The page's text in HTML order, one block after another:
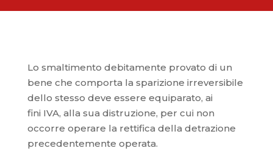
Lo smaltimento debitamente provato di un
bene che comporta la sparizione irreversibile
dello stesso deve essere equiparato, ai
fini IVA, alla sua distruzione, per cui non
occorre operare la rettifica della detrazione
precedentemente operata.